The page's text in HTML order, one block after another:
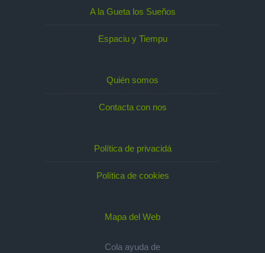
A la Gueta los Sueños
Espaciu y Tiempu
Quién somos
Contacta con nos
Política de privacidá
Política de cookies
Mapa del Web
Cola ayuda de